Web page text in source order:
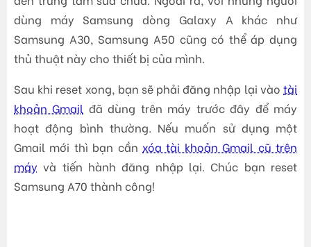
dùng máy Samsung dòng Galaxy A khác như
Samsung A30, Samsung A50 cũng có thể áp dụng
thủ thuật này cho thiết bị của mình.
Sau khi reset xong, bạn sẽ phải đăng nhập lại vào tài
khoản Gmail đã dùng trên máy trước đây để máy
hoạt động bình thường. Nếu muốn sử dụng một
Gmail mới thì bạn cần xóa tài khoản Gmail cũ trên
máy và tiến hành đăng nhập lại. Chúc bạn reset
Samsung A70 thành công!